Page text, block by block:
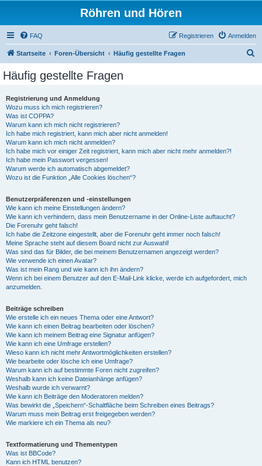
Röhren und Hören
FAQ Anmelden
Registrieren
Startseite Foren-Übersicht Häufig gestellte Fragen
Häufig gestellte Fragen
Registrierung und Anmeldung
Wozu muss ich mich registrieren?
Was ist COPPA?
Warum kann ich mich nicht registrieren?
Ich habe mich registriert, kann mich aber nicht anmelden!
Warum kann ich mich nicht anmelden?
Ich habe mich vor einiger Zeit registriert, kann mich aber nicht mehr anmelden?!
Ich habe mein Passwort vergessen!
Warum werde ich automatisch abgemeldet?
Wozu ist die Funktion „Alle Cookies löschen“?
Benutzerpräferenzen und -einstellungen
Wie kann ich meine Einstellungen ändern?
Wie kann ich verhindern, dass mein Benutzername in der Online-Liste auftaucht?
Die Forenuhr geht falsch!
Ich habe die Zeitzone eingestellt, aber die Forenuhr geht immer noch falsch!
Meine Sprache steht auf diesem Board nicht zur Auswahl!
Was sind das für Bilder, die bei meinem Benutzernamen angezeigt werden?
Wie verwende ich einen Avatar?
Was ist mein Rang und wie kann ich ihn ändern?
Wenn ich bei einem Benutzer auf den E-Mail-Link klicke, werde ich aufgefordert, mich
anzumelden.
Beiträge schreiben
Wie erstelle ich ein neues Thema oder eine Antwort?
Wie kann ich einen Beitrag bearbeiten oder löschen?
Wie kann ich meinem Beitrag eine Signatur anfügen?
Wie kann ich eine Umfrage erstellen?
Wieso kann ich nicht mehr Antwortmöglichkeiten erstellen?
Wie bearbeite oder lösche ich eine Umfrage?
Warum kann ich auf bestimmte Foren nicht zugreifen?
Weshalb kann ich keine Dateianhänge anfügen?
Weshalb wurde ich verwarnt?
Wie kann ich Beiträge den Moderatoren melden?
Was bewirkt die „Speichern“-Schaltfläche beim Schreiben eines Beitrags?
Warum muss mein Beitrag erst freigegeben werden?
Wie markiere ich ein Thema als neu?
Textformatierung und Thementypen
Was ist BBCode?
Kann ich HTML benutzen?